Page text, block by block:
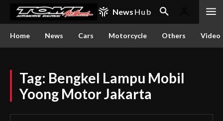
News Hub
Home News Cars Motorcycle Others Video
Tag: Bengkel Lampu Mobil
Yoong Motor Jakarta